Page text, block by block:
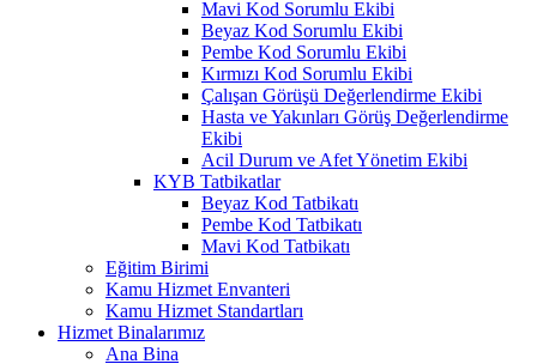
Mavi Kod Sorumlu Ekibi
Beyaz Kod Sorumlu Ekibi
Pembe Kod Sorumlu Ekibi
Kırmızı Kod Sorumlu Ekibi
Çalışan Görüşü Değerlendirme Ekibi
Hasta ve Yakınları Görüş Değerlendirme
Ekibi
Acil Durum ve Afet Yönetim Ekibi
KYB Tatbikatlar
Beyaz Kod Tatbikatı
Pembe Kod Tatbikatı
Mavi Kod Tatbikatı
Eğitim Birimi
Kamu Hizmet Envanteri
Kamu Hizmet Standartları
Hizmet Binalarımız
Ana Bina